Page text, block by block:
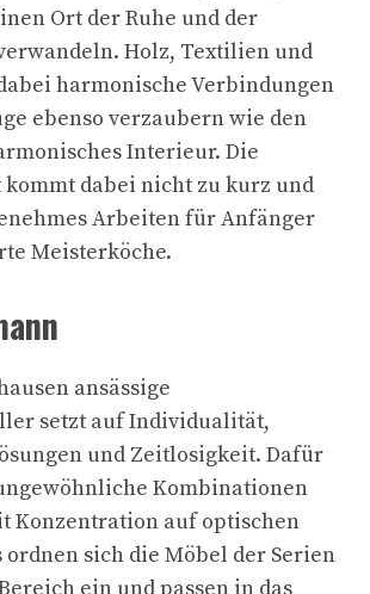
Ort der Ruhe und der
Holz, Textilien und
harmonische Verbindungen
ebenso verzaubern wie den
Interieur. Die
dabei nicht zu kurz und
Arbeiten für Anfänger
Meisterköche.
ansässige
setzt auf Individualität,
und Zeitlosigkeit. Dafür
Kombinationen
Konzentration auf optischen
sich die Möbel der Serien